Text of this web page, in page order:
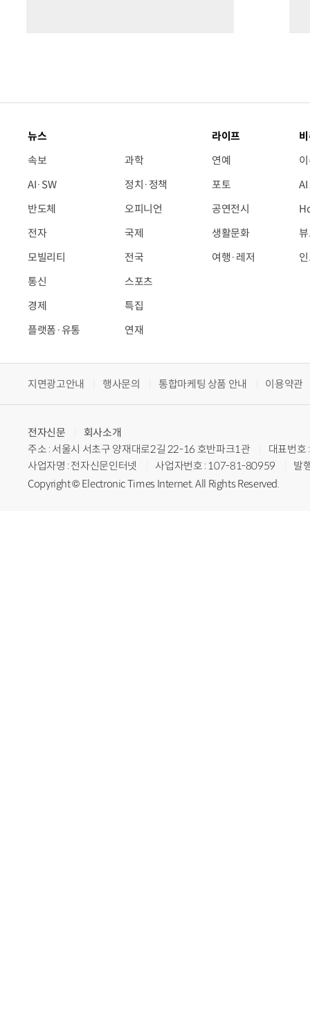
뉴스
속보
AI·SW
반도체
전자
모빌리티
통신
경제
플랫폼·유통
과학
정치·정책
오피니언
국제
전국
스포츠
특집
연재
라이프
연예
포토
공연전시
생활문화
여행·레저
지면광고안내 행사문의 통합마케팅 상품 안내 이용약관
전자신문
회사소개
주소 : 서울시 서초구 양재대로2길 22-16 호반파크1관
대표번
사업자명 : 전자신문인터넷
사업자번호 : 107-81-80959
발
Copyright © Electronic Times Internet. All Rights Reserved.